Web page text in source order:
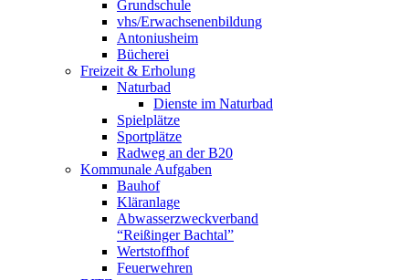
Grundschule
vhs/Erwachsenenbildung
Antoniusheim
Bücherei
Freizeit & Erholung
Naturbad
Dienste im Naturbad
Spielplätze
Sportplätze
Radweg an der B20
Kommunale Aufgaben
Bauhof
Kläranlage
Abwasserzweckverband
“Reißinger Bachtal”
Wertstoffhof
Feuerwehren